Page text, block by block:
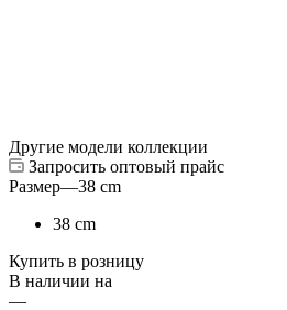
Другие модели коллекции
Запросить оптовый прайс
Размер—38 cm
38 cm
Купить в розницу
В наличии на
—